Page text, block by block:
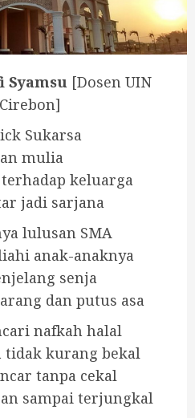
Syamsu [Dosen UIN
Sukarsa
mulia
keluarga
jadi sarjana
lulusan SMA
anak-anaknya
senja
dan putus asa
nafkah halal
kurang bekal
tanpa cekal
sampai terjungkal